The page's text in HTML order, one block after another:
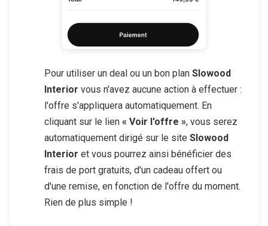
Pour utiliser un deal ou un bon plan Slowood
Interior vous n'avez aucune action à effectuer :
l'offre s'appliquera automatiquement. En
cliquant sur le lien « Voir l'offre », vous serez
automatiquement dirigé sur le site Slowood
Interior et vous pourrez ainsi bénéficier des
frais de port gratuits, d'un cadeau offert ou
d'une remise, en fonction de l'offre du moment.
Rien de plus simple !